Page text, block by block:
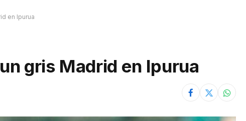
en Ipurua
gris Madrid en Ipurua